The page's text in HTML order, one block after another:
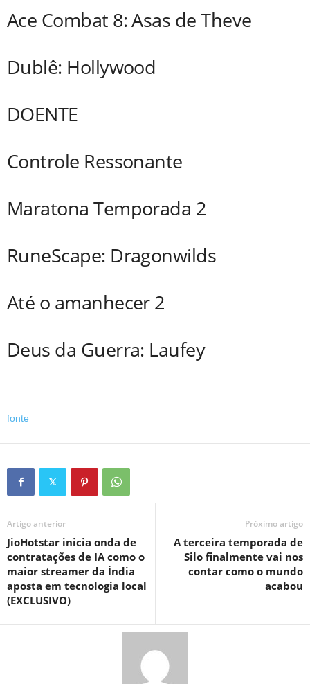
Ace Combat 8: Asas de Theve
Dublê: Hollywood
DOENTE
Controle Ressonante
Maratona Temporada 2
RuneScape: Dragonwilds
Até o amanhecer 2
Deus da Guerra: Laufey
fonte
Artigo anterior
JioHotstar inicia onda de
contratações de IA como o
maior streamer da Índia
aposta em tecnologia local
(EXCLUSIVO)
Próximo artigo
A terceira temporada de
Silo finalmente vai nos
contar como o mundo
acabou